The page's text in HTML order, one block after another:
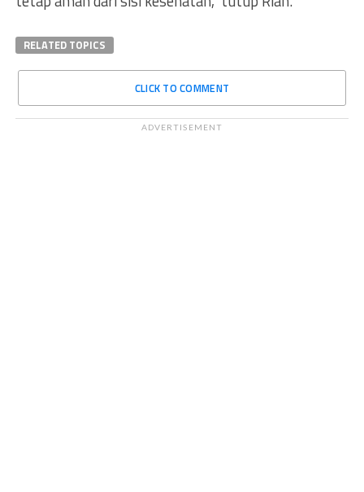
RELATED TOPICS
CLICK TO COMMENT
ADVERTISEMENT